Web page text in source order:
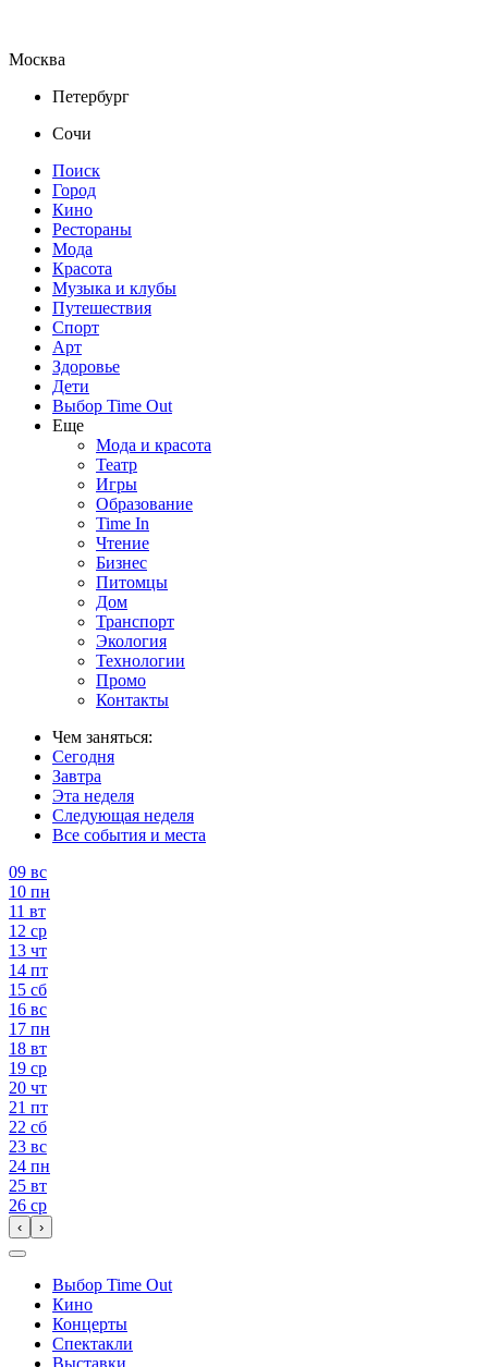
Москва
Петербург
Сочи
Поиск
Город
Кино
Рестораны
Мода
Красота
Музыка и клубы
Путешествия
Спорт
Арт
Здоровье
Дети
Выбор Time Out
Еще
Мода и красота
Театр
Игры
Образование
Time In
Чтение
Бизнес
Питомцы
Дом
Транспорт
Экология
Технологии
Промо
Контакты
Чем заняться:
Сегодня
Завтра
Эта неделя
Следующая неделя
Все события и места
09 вс
10 пн
11 вт
12 ср
13 чт
14 пт
15 сб
16 вс
17 пн
18 вт
19 ср
20 чт
21 пт
22 сб
23 вс
24 пн
25 вт
26 ср
‹ ›
Выбор Time Out
Кино
Концерты
Спектакли
Выставки